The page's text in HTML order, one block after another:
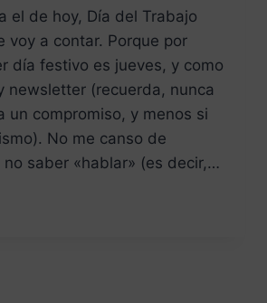
el de hoy, Día del Trabajo
voy a contar. Porque por
día festivo es jueves, y como
newsletter (recuerda, nunca
un compromiso, y menos si
No me canso de
no saber «hablar» (es decir,…